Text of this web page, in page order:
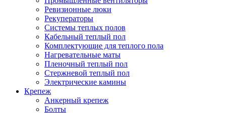
Ревизионные люки
Рекуператоры
Системы теплых полов
Кабельный теплый пол
Комплектующие для теплого пола
Нагревательные маты
Пленочный теплый пол
Стержневой теплый пол
Электрические камины
Крепеж
Анкерный крепеж
Болты